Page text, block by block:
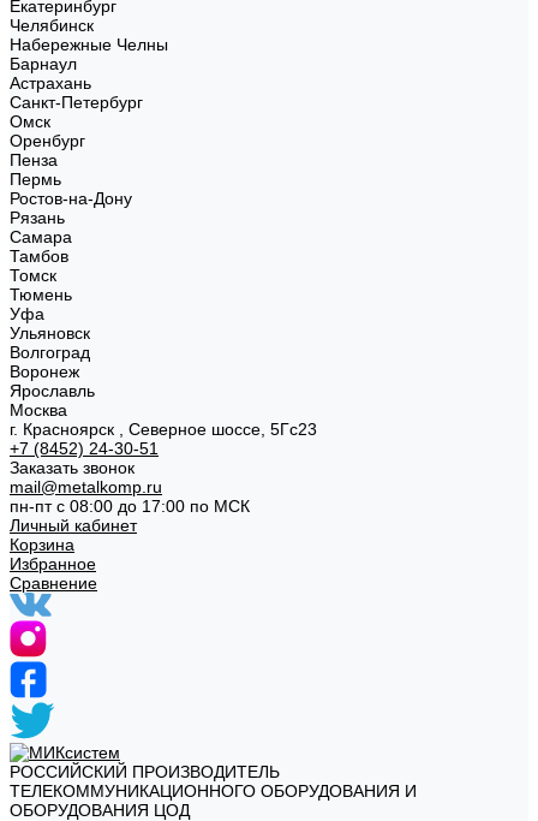
Екатеринбург
Челябинск
Набережные Челны
Барнаул
Астрахань
Санкт-Петербург
Омск
Оренбург
Пенза
Пермь
Ростов-на-Дону
Рязань
Самара
Тамбов
Томск
Тюмень
Уфа
Ульяновск
Волгоград
Воронеж
Ярославль
Москва
г. Красноярск , Северное шоссе, 5Гс23
+7 (8452) 24-30-51
Заказать звонок
mail@metalkomp.ru
пн-пт с 08:00 до 17:00 по МСК
Личный кабинет
Корзина
Избранное
Сравнение
РОССИЙСКИЙ ПРОИЗВОДИТЕЛЬ
ТЕЛЕКОММУНИКАЦИОННОГО ОБОРУДОВАНИЯ И
ОБОРУДОВАНИЯ ЦОД